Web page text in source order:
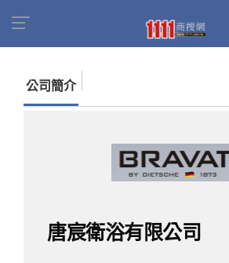
公司簡介
唐宸衛浴有限公司